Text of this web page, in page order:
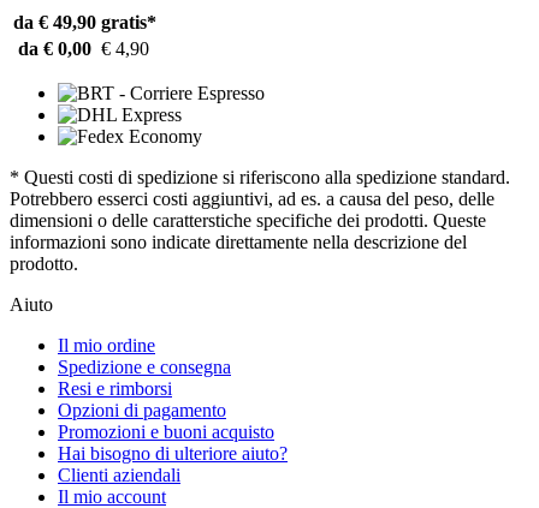
da € 49,90 gratis*
da € 0,00 € 4,90
* Questi costi di spedizione si riferiscono alla spedizione standard.
Potrebbero esserci costi aggiuntivi, ad es. a causa del peso, delle
dimensioni o delle caratterstiche specifiche dei prodotti. Queste
informazioni sono indicate direttamente nella descrizione del
prodotto.
Aiuto
Il mio ordine
Spedizione e consegna
Resi e rimborsi
Opzioni di pagamento
Promozioni e buoni acquisto
Hai bisogno di ulteriore aiuto?
Clienti aziendali
Il mio account